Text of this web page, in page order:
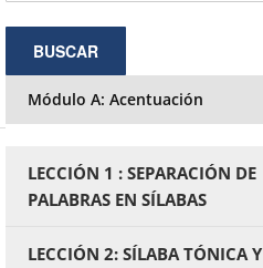
Módulo A: Acentuación
LECCIÓN 1 : SEPARACIÓN DE
PALABRAS EN SÍLABAS
LECCIÓN 2: SÍLABA TÓNICA Y